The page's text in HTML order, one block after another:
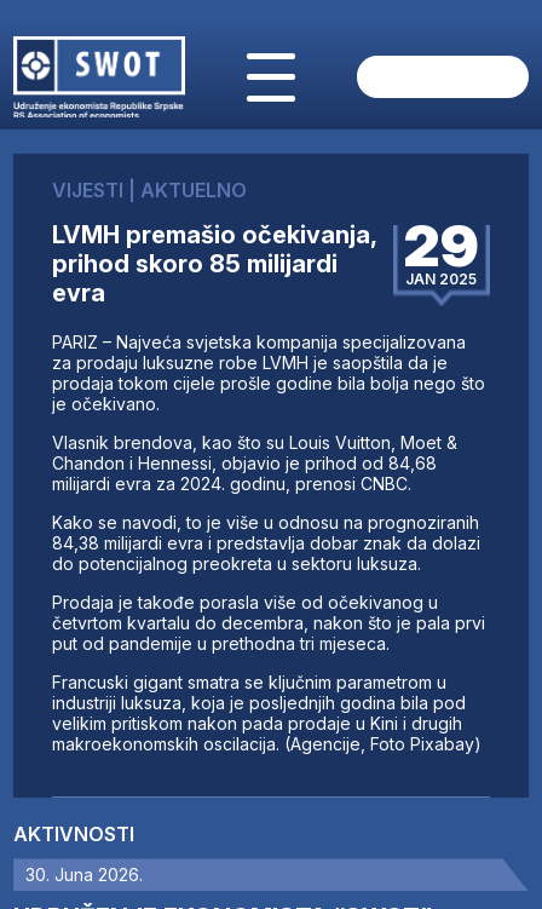
O NAMA
AKTUELNO
ANALIZE
KOMPANIJE
FINANSIJE
IZ STRANIH MEDIJA
AKTIVNOSTI
UČLANI SE
KONTAKT
AKTIVNOSTI
30. Juna 2026.
VIJESTI AKTUELNO
LVMH premašio očekivanja,
prihod skoro 85 milijardi
evra
29
JAN 2025
PARIZ – Najveća svjetska kompanija specijalizovana
za prodaju luksuzne robe LVMH je saopštila da je
prodaja tokom cijele prošle godine bila bolja nego što
je očekivano.
Vlasnik brendova, kao što su Louis Vuitton, Moet &
Chandon i Hennessi, objavio je prihod od 84,68
milijardi evra za 2024. godinu, prenosi CNBC.
Kako se navodi, to je više u odnosu na prognoziranih
84,38 milijardi evra i predstavlja dobar znak da dolazi
do potencijalnog preokreta u sektoru luksuza.
Prodaja je takođe porasla više od očekivanog u
četvrtom kvartalu do decembra, nakon što je pala prvi
put od pandemije u prethodna tri mjeseca.
Francuski gigant smatra se ključnim parametrom u
industriji luksuza, koja je posljednjih godina bila pod
velikim pritiskom nakon pada prodaje u Kini i drugih
makroekonomskih oscilacija. (Agencije, Foto Pixabay)